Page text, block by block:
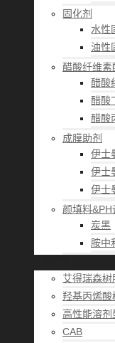
固化剂
水性
油性
醋酸纤维素
醋酸
醋酸
醋酸
成膜助剂
伊士
伊士
伊士
颜填料&PH
炭黑
胺中
艾得瑞森树
羟基丙烯酸
高性能溶剂
CAB